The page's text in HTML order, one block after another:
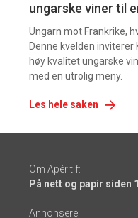
ungarske viner til
Ungarn mot Frankrike,
Denne kvelden inviterer
høy kvalitet ungarske
med en utrolig meny.
Les hele saken
Om Apéritif:
På nett og papir siden
Annonsere: